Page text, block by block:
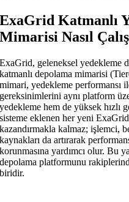
ExaGrid Katmanlı
Mimarisi Nasıl
ExaGrid, geleneksel yedekleme
katmanlı depolama mimarisi
mimari, yedekleme performansı
gereksinimlerini aynı platform
yedekleme hem de yüksek hızlı
sisteme eklenen her yeni
kazandırmakla kalmaz; işlemci,
kaynakları da artırarak
korunmasına yardımcı olur. Bu
depolama platformunu
biridir.